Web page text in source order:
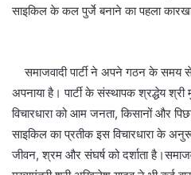
साइकिल के कल पुर्जे बनाने का पहला
समाजवादी पार्टी ने अपने गठन के समय
अपनाया है। पार्टी के संस्थापक श्रद्धेय श्री
विचारधारा को आम जनता, किसानों और
साइकिल का प्रतीक इस विचारधारा के
जीवन, श्रम और संघर्ष को दर्शाता